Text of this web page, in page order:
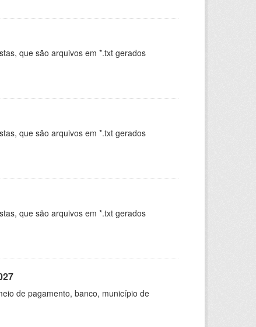
que são arquivos em *.txt gerados
que são arquivos em *.txt gerados
que são arquivos em *.txt gerados
de pagamento, banco, município de